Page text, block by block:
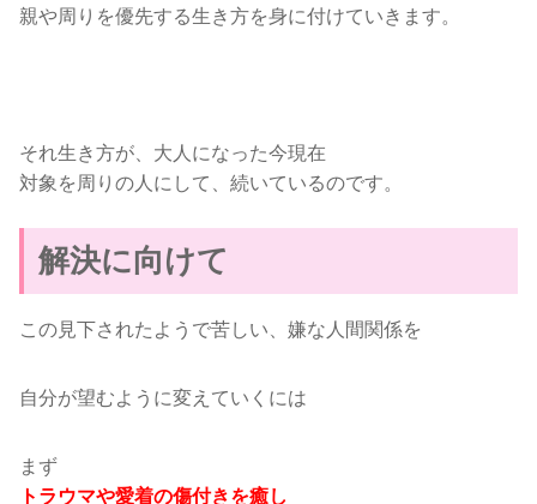
親や周りを優先する生き方を身に付けていきます。
それ生き方が、大人になった今現在
対象を周りの人にして、続いているのです。
解決に向けて
この見下されたようで苦しい、嫌な人間関係を
自分が望むように変えていくには
まず
トラウマや愛着の傷付きを癒し